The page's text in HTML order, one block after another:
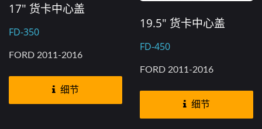
17" 货卡中心盖
FD-350
FORD 2011-2016
细节
19.5" 货卡中心盖
FD-450
FORD 2011-2016
细节